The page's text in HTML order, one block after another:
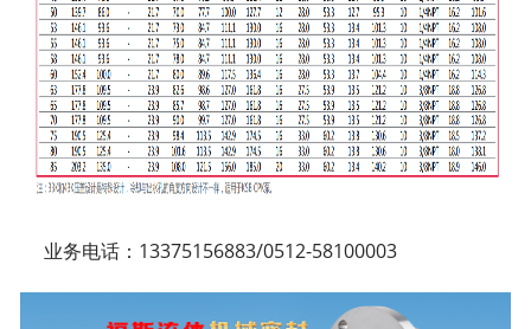
业务电话：13375156883/0512-58100003